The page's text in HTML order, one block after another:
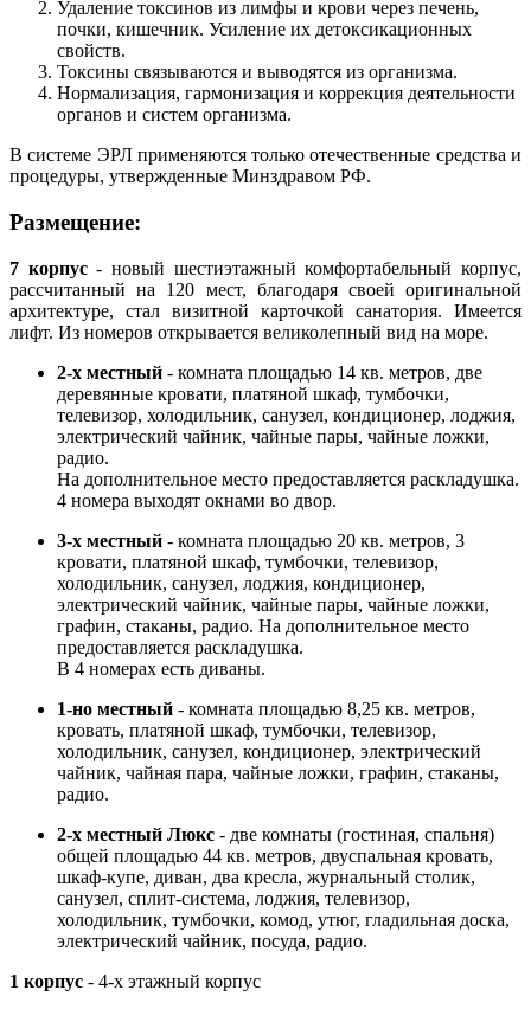
Удаление токсинов из лимфы и крови через печень,
почки, кишечник. Усиление их детоксикационных
свойств.
Токсины связываются и выводятся из организма.
Нормализация, гармонизация и коррекция деятельности
органов и систем организма.
В системе ЭРЛ применяются только отечественные средства и
процедуры, утвержденные Минздравом РФ.
Размещение:
7 корпус- новый шестиэтажный комфортабельный корпус,
рассчитанный на 120 мест, благодаря своей оригинальной
архитектуре, стал визитной карточкой санатория. Имеется
лифт. Из номеров открывается великолепный вид на море.
2-х местный - комната площадью 14 кв. метров, две
деревянные кровати, платяной шкаф, тумбочки,
телевизор, холодильник, санузел, кондиционер, лоджия,
электрический чайник, чайные пары, чайные ложки,
радио.
На дополнительное место предоставляется раскладушка.
4 номера выходят окнами во двор.
3-х местный - комната площадью 20 кв. метров, 3
кровати, платяной шкаф, тумбочки, телевизор,
холодильник, санузел, лоджия, кондиционер,
электрический чайник, чайные пары, чайные ложки,
графин, стаканы, радио. На дополнительное место
предоставляется раскладушка.
В 4 номерах есть диваны.
1-но местный - комната площадью 8,25 кв. метров,
кровать, платяной шкаф, тумбочки, телевизор,
холодильник, санузел, кондиционер, электрический
чайник, чайная пара, чайные ложки, графин, стаканы,
радио.
2-х местный Люкс - две комнаты (гостиная, спальня)
общей площадью 44 кв. метров, двуспальная кровать,
шкаф-купе, диван, два кресла, журнальный столик,
санузел, сплит-система, лоджия, телевизор,
холодильник, тумбочки, комод, утюг, гладильная доска,
электрический чайник, посуда, радио.
1 корпус - 4-х этажный корпус